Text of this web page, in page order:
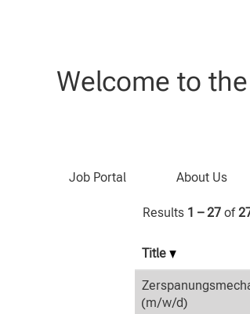
Welcome to
Job Portal About Us
Results 1 – 27 of
Title
(m/w/d)